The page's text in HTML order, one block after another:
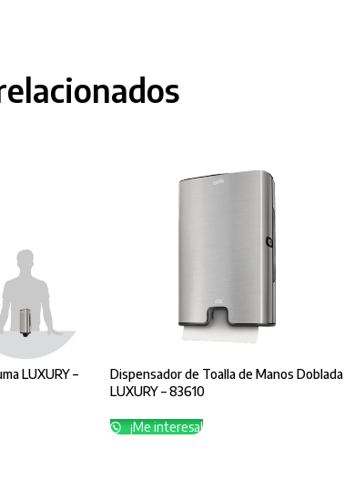
LUXURY –
Dispensador de Toalla de Manos Doblada
LUXURY – 83610
¡Me interesa!